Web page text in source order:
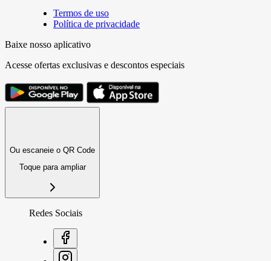
Termos de uso
Política de privacidade
Baixe nosso aplicativo
Acesse ofertas exclusivas e descontos especiais
Ou escaneie o QR Code
Toque para ampliar
Redes Sociais